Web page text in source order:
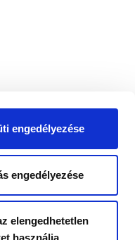
engedélyezése
engedélyezése
elengedhetetlen
használja